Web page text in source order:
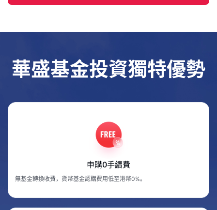
華盛基金投資獨特優勢
申購0手續費
無基金轉換收費，貨幣基金認購費用低至港幣0%。